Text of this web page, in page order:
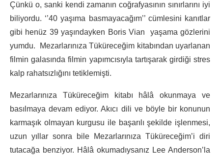
Çünkü o, sanki kendi zamanın coğrafyasının sınırlarını iyi
biliyordu. ‘’40 yaşıma basmayacağım’’ cümlesini kanıtlar
gibi henüz 39 yaşındayken Boris Vian yaşama gözlerini
yumdu. Mezarlarınıza Tüküreceğim kitabından uyarlanan
filmin galasında filmin yapımcısıyla tartışarak girdiği stres
kalp rahatsızlığını tetiklemişti.
Mezarlarınıza Tüküreceğim kitabı hâlâ okunmaya ve
basılmaya devam ediyor. Akıcı dili ve böyle bir konunun
karmaşık olmayan kurgusu ile başarılı şekilde işlenmesi,
uzun yıllar sonra bile Mezarlarınıza Tüküreceğim’i diri
tutacağa benziyor. Hâlâ okumadıysanız Lee Anderson’la